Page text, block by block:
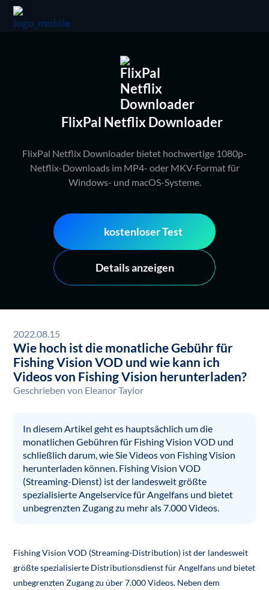
FlixPal Netflix Downloader
FlixPal Netflix Downloader bietet hochwertige 1080p-
Netflix-Downloads im MP4- oder MKV-Format für
Windows- und macOS-Systeme.
kostenloser Test
Details anzeigen
2022.08.15
Wie hoch ist die monatliche Gebühr für
Fishing Vision VOD und wie kann ich
Videos von Fishing Vision herunterladen?
Geschrieben von Eleanor Taylor
In diesem Artikel geht es hauptsächlich um die
monatlichen Gebühren für Fishing Vision VOD und
schließlich darum, wie Sie Videos von Fishing Vision
herunterladen können. Fishing Vision VOD
(Streaming-Dienst) ist der landesweit größte
spezialisierte Angelservice für Angelfans und bietet
unbegrenzten Zugang zu mehr als 7.000 Videos.
Fishing Vision VOD (Streaming-Distribution) ist der landesweit
größte spezialisierte Distributionsdienst für Angelfans und bietet
unbegrenzten Zugang zu über 7.000 Videos. Neben dem